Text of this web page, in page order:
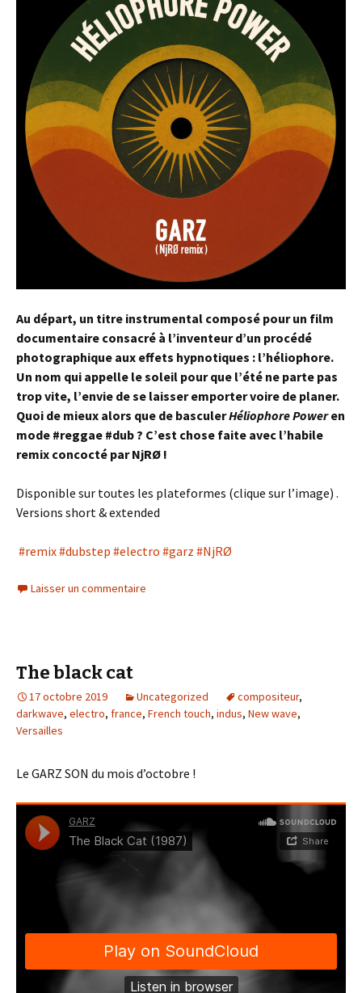
Au départ, un titre instrumental composé pour un film
documentaire consacré à l’inventeur d’un procédé
photographique aux effets hypnotiques : l’héliophore.
Un nom qui appelle le soleil pour que l’été ne parte pas
trop vite, l’envie de se laisser emporter voire de planer.
Quoi de mieux alors que de basculerHéliophore Poweren
mode #reggae #dub ? C’est chose faite avec l’habile
remix concocté par NjRØ !
Disponible sur toutes les plateformes (clique sur l’image) .
Versions short & extended
#remix#dubstep #electro #garz #NjRØ
Laisser un commentaire
The black cat
17 octobre 2019 Uncategorized compositeur,
darkwave, electro, france, French touch, indus, New wave,
Versailles
Le GARZ SON du mois d’octobre !